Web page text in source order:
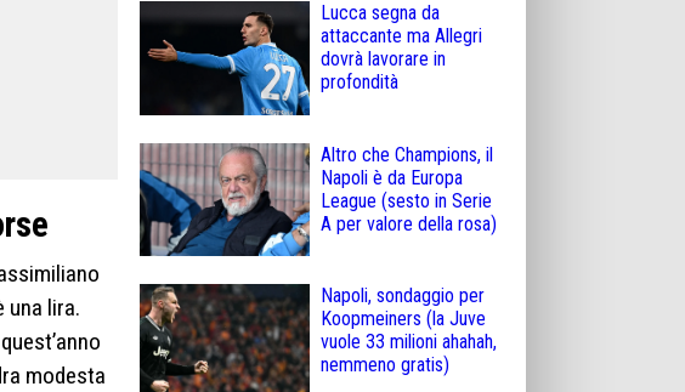
una lira.
modesta
Lucca segna da
attaccante ma Allegri
dovrà lavorare in
profondità
Altro che Champions, il
Napoli è da Europa
League (sesto in Serie
A per valore della rosa)
Napoli, sondaggio per
Koopmeiners (la Juve
vuole 33 milioni ahahah,
nemmeno gratis)